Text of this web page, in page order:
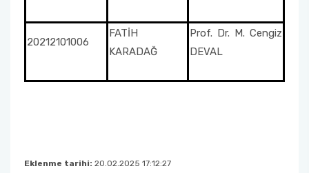
20212101006
FATİH
KARADAĞ
Prof. Dr. M. Cengiz
DEVAL
Eklenme tarihi: 20.02.2025 17:12:27